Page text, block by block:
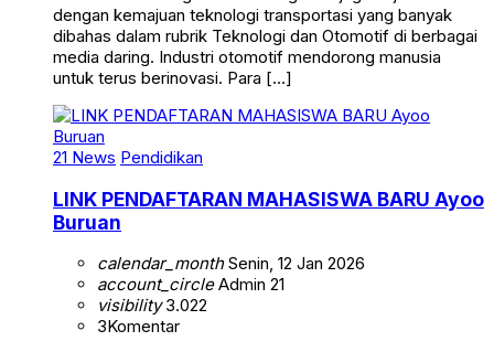
dengan kemajuan teknologi transportasi yang banyak
dibahas dalam rubrik Teknologi dan Otomotif di berbagai
media daring. Industri otomotif mendorong manusia
untuk terus berinovasi. Para […]
21 News Pendidikan
LINK PENDAFTARAN MAHASISWA BARU Ayoo
Buruan
calendar_monthSenin, 12 Jan 2026
account_circleAdmin 21
visibility3.022
3Komentar